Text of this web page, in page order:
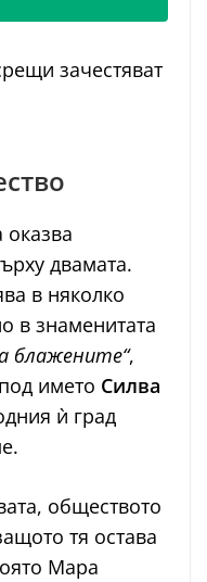
зачестяват
двамата.
в няколко
в знаменитата
блажените“,
името Силва
ѝ град
обществото
тя остава
Мара